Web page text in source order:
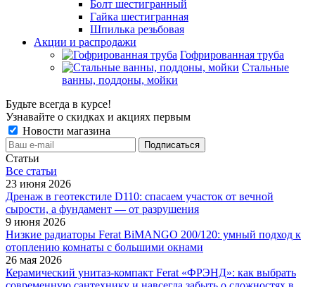
Болт шестигранный
Гайка шестигранная
Шпилька резьбовая
Акции и распродажи
Гофрированная труба
Стальные
ванны, поддоны, мойки
Будьте всегда в курсе!
Узнавайте о скидках и акциях первым
Новости магазина
Статьи
Все cтатьи
23 июня 2026
Дренаж в геотекстиле D110: спасаем участок от вечной
сырости, а фундамент — от разрушения
9 июня 2026
Низкие радиаторы Ferat BiMANGO 200/120: умный подход к
отоплению комнаты с большими окнами
26 мая 2026
Керамический унитаз-компакт Ferat «ФРЭНД»: как выбрать